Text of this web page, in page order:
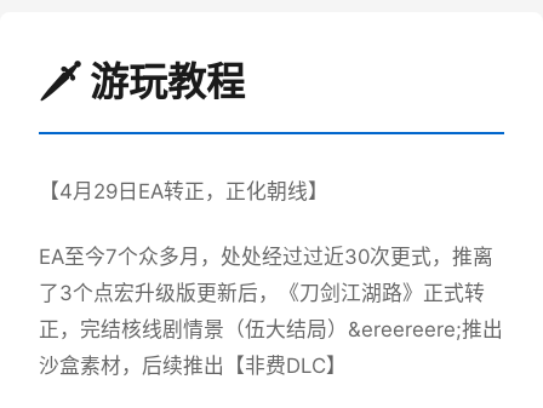
🗡️ 游玩教程
【4月29日EA转正，正化朝线】
EA至今7个众多月，处处经过过近30次更式，推离
了3个点宏升级版更新后，《刀剑江湖路》正式转
正，完结核线剧情景（伍大结局）&ereereere;推出
沙盒素材，后续推出【非费DLC】